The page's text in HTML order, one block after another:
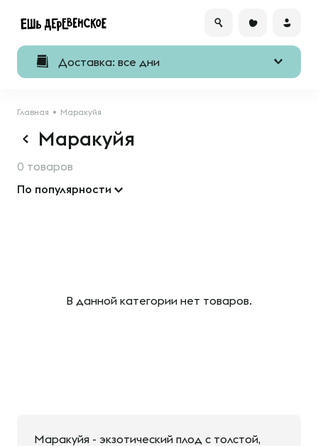
Доставка: все дни
Главная Маракуйя
Маракуйя
0 товаров
По популярности
В данной категории нет товаров.
Маракуйя - экзотический плод с толстой,